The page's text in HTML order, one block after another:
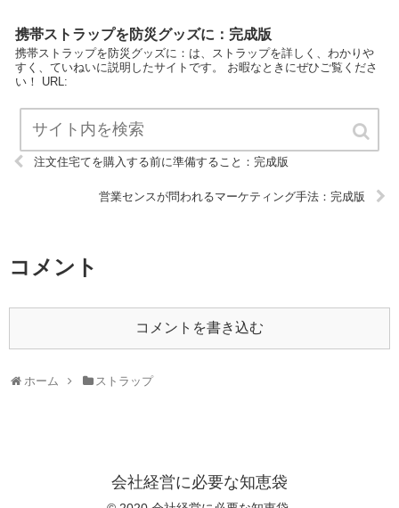
携帯ストラップを防災グッズに：完成版
携帯ストラップを防災グッズに：は、ストラップを詳しく、わかりや
すく、ていねいに説明したサイトです。 お暇なときにぜひご覧くださ
い！ URL:
注文住宅てを購入する前に準備すること：完成版
営業センスが問われるマーケティング手法：完成版
コメント
コメントを書き込む
ホーム ストラップ
会社経営に必要な知恵袋